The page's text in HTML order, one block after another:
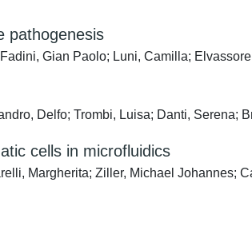
pathogenesis
Gian Paolo; Luni, Camilla;
Delfo; Trombi, Luisa; Danti, Serena;
cells in microfluidics
Margherita; Ziller, Michael Johannes;